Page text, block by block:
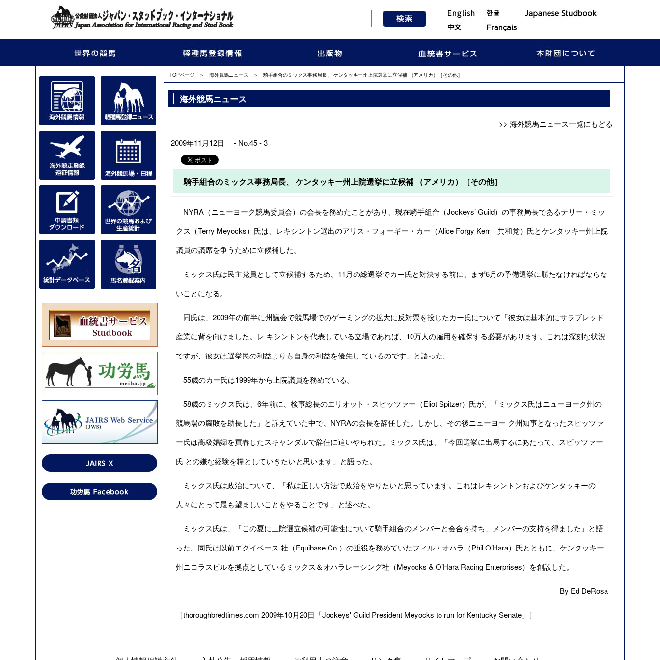
TOPページ ＞ 海外競馬ニュース ＞ 騎手組合のミックス事務局長、 ケンタッキー州上院選挙に立候補 （アメリカ）［その他］
海外競馬ニュース
>> 海外競馬ニュース一覧にもどる
2009年11月12日 - No.45 - 3
騎手組合のミックス事務局長、 ケンタッキー州上院選挙に立候補 （アメリカ）［その他］
NYRA（ニューヨーク競馬委員会）の会長を務めたことがあり、現在騎手組合（Jockeys’ Guild）の事務局長であるテリー・ミッ
クス（Terry Meyocks）氏は、レキシントン選出のアリス・フォーギー・カー（Alice Forgy Kerr 共和党）氏とケンタッキー州上院
議員の議席を争うために立候補した。
ミックス氏は民主党員として立候補するため、11月の総選挙でカー氏と対決する前に、まず5月の予備選挙に勝たなければならな
いことになる。
同氏は、2009年の前半に州議会で競馬場でのゲーミングの拡大に反対票を投じたカー氏について「彼女は基本的にサラブレッド
産業に背を向けました。レ キシントンを代表している立場であれば、10万人の雇用を確保する必要があります。これは深刻な状況
ですが、彼女は選挙民の利益よりも自身の利益を優先し ているのです」と語った。
55歳のカー氏は1999年から上院議員を務めている。
58歳のミックス氏は、6年前に、検事総長のエリオット・スピッツァー（Eliot Spitzer）氏が、「ミックス氏はニューヨーク州の
競馬場の腐敗を助長した」と訴えていた中で、NYRAの会長を辞任した。しかし、その後ニューヨー ク州知事となったスピッツァ
ー氏は高級娼婦を買春したスキャンダルで辞任に追いやられた。ミックス氏は、「今回選挙に出馬するにあたって、スピッツァー
氏 との嫌な経験を糧としていきたいと思います」と語った。
ミックス氏は政治について、「私は正しい方法で政治をやりたいと思っています。これはレキシントンおよびケンタッキーの
人々にとって最も望ましいことをやることです」と述べた。
ミックス氏は、「この夏に上院選立候補の可能性について騎手組合のメンバーと会合を持ち、メンバーの支持を得ました」と語
った。同氏は以前エクイベース 社（Equibase Co.）の重役を務めていたフィル・オハラ（Phil O’Hara）氏とともに、ケンタッキー
州ニコラスビルを拠点としているミックス＆オハラレーシング社（Meyocks & O’Hara Racing Enterprises）を創設した。
By Ed DeRosa
［thoroughbredtimes.com 2009年10月20日「Jockeys' Guild President Meyocks to run for Kentucky Senate」］